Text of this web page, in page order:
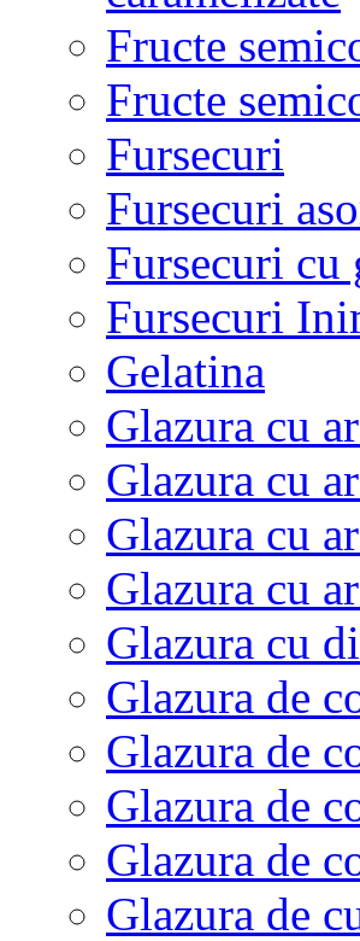
Fructe
Fructe
Fursecuri
Fursecuri
Fursecuri cu
Fursecuri
Gelatina
Glazura cu
Glazura cu
Glazura cu
Glazura cu
Glazura cu
Glazura de
Glazura de
Glazura de
Glazura de
Glazura de